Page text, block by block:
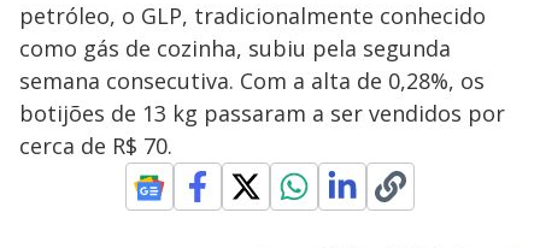
petróleo, o GLP, tradicionalmente conhecido
como gás de cozinha, subiu pela segunda
semana consecutiva. Com a alta de 0,28%, os
botijões de 13 kg passaram a ser vendidos por
cerca de R$ 70.